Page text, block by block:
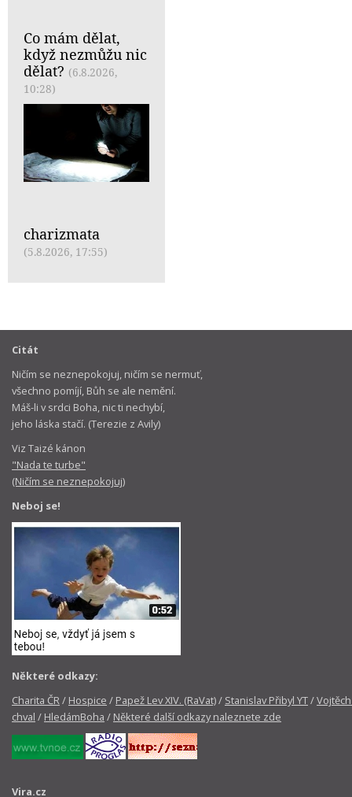
Co mám dělat,
když nezmůžu nic
dělat? (6.8.2026,
10:28)
charizmata
(5.8.2026, 17:55)
Citát
Ničím se neznepokojuj, ničím se nermuť,
všechno pomíjí, Bůh se ale nemění.
Máš-li v srdci Boha, nic ti nechybí,
jeho láska stačí. (Terezie z Avily)
Viz Taizé kánon
"Nada te turbe"
(Ničím se neznepokojuj)
Neboj se!
Některé odkazy:
Charita ČR/ Hospice / Papež Lev XIV. (RaVat)/ Stanislav Přibyl YT/
chval / HledámBoha / Některé další odkazy naleznete zde
Vira.cz